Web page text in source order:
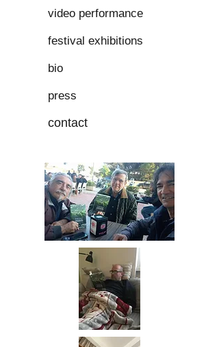
video performance
festival exhibitions
bio
press
contact